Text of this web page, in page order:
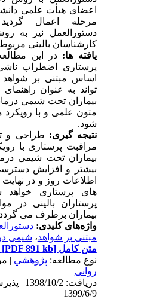
اعضای هیأت علمی
مرحله اعمال
کارشناسان بالینی
یافته ها:در این مطالعه
پرستاری اضطراب ناشی
اساس مبتنی بر
تواند به عنوان راهنمای
بیماران تحت شیمی
متون علمی و با رویکرد
شود.
نتیجه گیری:طراحی و
مراقبت پرستاری با
بیماران تحت شیمی
بیشتر و افزایش دسترسی
اطلاعات روز و در نهایت
های پرستاری خواهد
پرستاران بالینی در
بیماران برطرف می گردد.
واژه‌های کلیدی:
مبتنی بر شواهد،شیمی
متن کامل[PDF 891 kb]
نوع مطالعه:پژوهشي|
روانی
1399/6/9